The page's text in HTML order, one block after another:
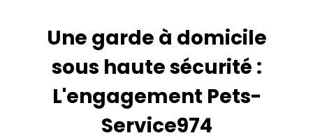
Une garde à domicile
sous haute sécurité :
L'engagement Pets-
Service974